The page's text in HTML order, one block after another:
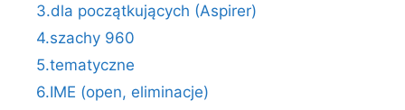
3.dla początkujących (Aspirer)
4.szachy 960
5.tematyczne
6.IME (open, eliminacje)